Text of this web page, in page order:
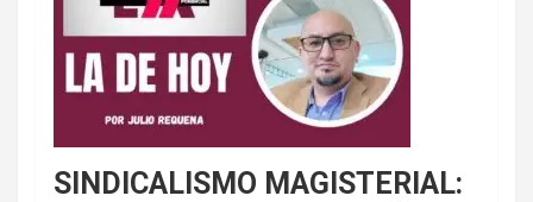
SINDICALISMO MAGISTERIAL: